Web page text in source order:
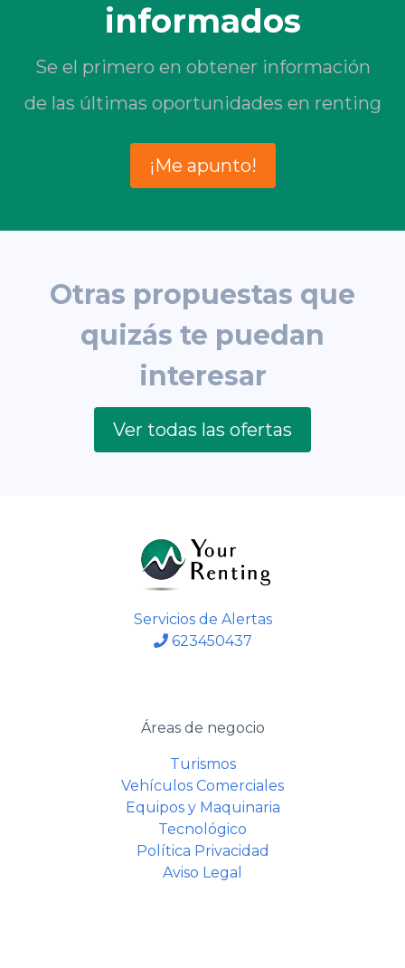
informados
Se el primero en obtener información
de las últimas oportunidades en renting
¡Me apunto!
Otras propuestas que
quizás te puedan
interesar
Ver todas las ofertas
Servicios de Alertas
623450437
Áreas de negocio
Turismos
Vehículos Comerciales
Equipos y Maquinaria
Tecnológico
Política Privacidad
Aviso Legal